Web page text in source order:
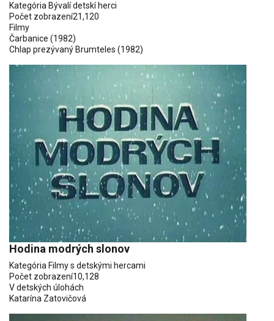
Kategória Bývalí detskí herci
Počet zobrazení21,120
Filmy
Čarbanice (1982)
Chlap prezývaný Brumteles (1982)
Hodina modrých slonov
Kategória Filmy s detskými hercami
Počet zobrazení10,128
V detských úlohách
Katarína Zatovičová